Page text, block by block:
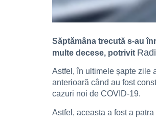
Săptămâna trecută s-au
multe decese, potrivit
Astfel, în ultimele șapte zile
anterioară când au fost
cazuri noi de COVID-19.
Astfel, aceasta a fost a